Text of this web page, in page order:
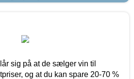
sig på at de sælger vin til
og at du kan spare 20-70 %